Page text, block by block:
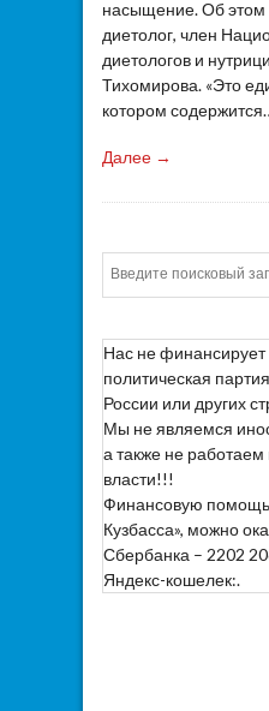
насыщение. Об этом
диетолог, член
диетологов и
Тихомирова. «Это
котором
Далее →
Нас не финансирует
политическая
России или других
Мы не являемся
а также не работаем
власти!!!
Финансовую помощь
Кузбасса», можно
Сбербанка – 2202
Яндекс-кошелек:.